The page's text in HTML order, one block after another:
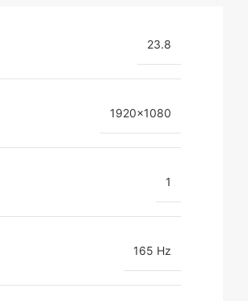
23.8
1920×1080
1
165 Hz